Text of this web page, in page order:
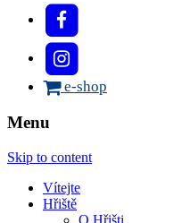
e-shop
Menu
Skip to content
Vítejte
Hřiště
O Hřišti